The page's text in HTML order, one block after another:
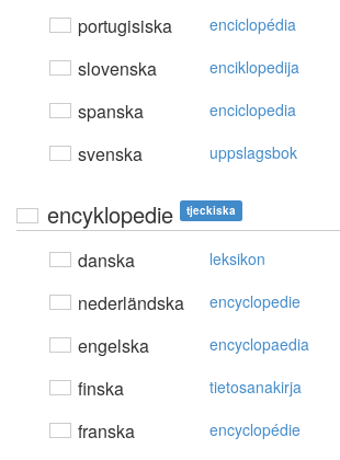
portugisiska enciclopédia
slovenska enciklopedija
spanska enciclopedia
svenska uppslagsbok
encyklopedie tjeckiska
danska leksikon
nederländska encyclopedie
engelska encyclopaedia
finska tietosanakirja
franska encyclopédie